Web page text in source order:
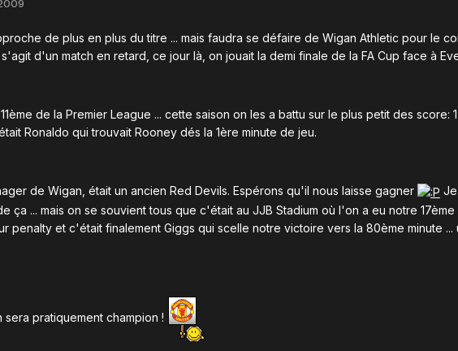
de plus en plus du titre ... mais faudra se défaire de Wigan Athletic pour le
d'un match en retard, ce jour là, on jouait la demi finale de la FA Cup face à
de la Premier League ... cette saison on les a battu sur le plus petit des score:
Ronaldo qui trouvait Rooney dés la 1ère minute de jeu.
de Wigan, était un ancien Red Devils. Espérons qu'il nous laisse gagner
ça ... mais on se souvient tous que c'était au JJB Stadium où l'on a eu notre 17ème
penalty et c'était finalement Giggs qui scelle notre victoire vers la 80ème minute ...
pratiquement champion !